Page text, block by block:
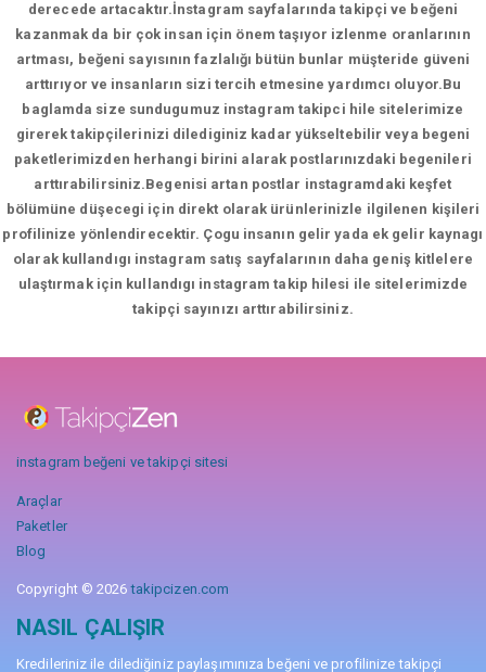
derecede artacaktır.İnstagram sayfalarında takipçi ve beğeni
kazanmak da bir çok insan için önem taşıyor izlenme oranlarının
artması, beğeni sayısının fazlalığı bütün bunlar müşteride güveni
arttırıyor ve insanların sizi tercih etmesine yardımcı oluyor.Bu
baglamda size sundugumuz instagram takipci hile sitelerimize
girerek takipçilerinizi dilediginiz kadar yükseltebilir veya begeni
paketlerimizden herhangi birini alarak postlarınızdaki begenileri
arttırabilirsiniz.Begenisi artan postlar instagramdaki keşfet
bölümüne düşecegi için direkt olarak ürünlerinizle ilgilenen kişileri
profilinize yönlendirecektir. Çogu insanın gelir yada ek gelir kaynagı
olarak kullandıgı instagram satış sayfalarının daha geniş kitlelere
ulaştırmak için kullandıgı instagram takip hilesi ile sitelerimizde
takipçi sayınızı arttırabilirsiniz.
instagram beğeni ve takipçi sitesi
Araçlar
Paketler
Blog
Copyright © 2026takipcizen.com
NASIL ÇALIŞIR
Kredileriniz ile dilediğiniz paylaşımınıza beğeni ve profilinize takipçi